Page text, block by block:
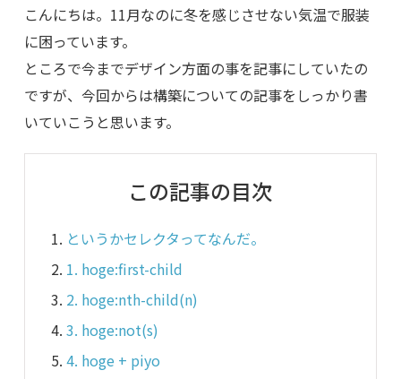
こんにちは。11月なのに冬を感じさせない気温で服装
に困っています。
ところで今までデザイン方面の事を記事にしていたの
ですが、今回からは構築についての記事をしっかり書
いていこうと思います。
この記事の目次
というかセレクタってなんだ。
1. hoge:first-child
2. hoge:nth-child(n)
3. hoge:not(s)
4. hoge + piyo